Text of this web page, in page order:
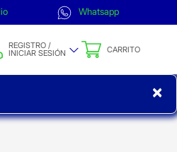
Whatsapp
REGISTRO /
INICIAR SESIÓN CARRITO
×